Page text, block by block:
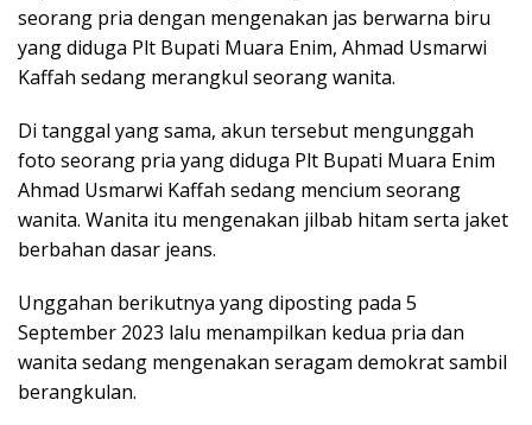
seorang pria dengan mengenakan jas berwarna biru
yang diduga Plt Bupati Muara Enim, Ahmad Usmarwi
Kaffah sedang merangkul seorang wanita.
Di tanggal yang sama, akun tersebut mengunggah
foto seorang pria yang diduga Plt Bupati Muara Enim
Ahmad Usmarwi Kaffah sedang mencium seorang
wanita. Wanita itu mengenakan jilbab hitam serta jaket
berbahan dasar jeans.
Unggahan berikutnya yang diposting pada 5
September 2023 lalu menampilkan kedua pria dan
wanita sedang mengenakan seragam demokrat sambil
berangkulan.